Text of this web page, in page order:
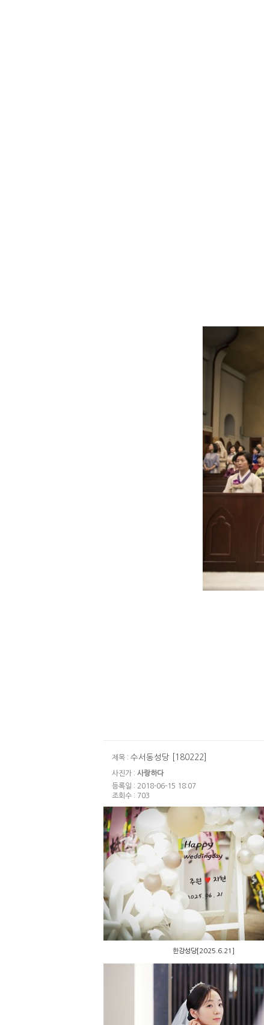
제목 : 수서동성당 [180222]
사진가 : 사랑하다
등록일 : 2018-06-15 18:07
조회수 : 703
한강성당[2025.6.21]
한강성당[2025.6.21]